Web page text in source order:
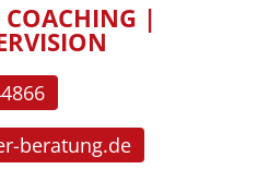
COACHING |
beratung.de